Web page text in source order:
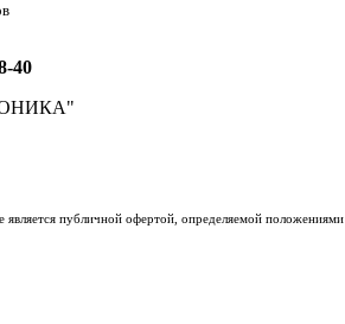
40
публичной офертой, определяемой положениями